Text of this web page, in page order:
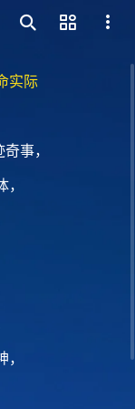
实际
事，